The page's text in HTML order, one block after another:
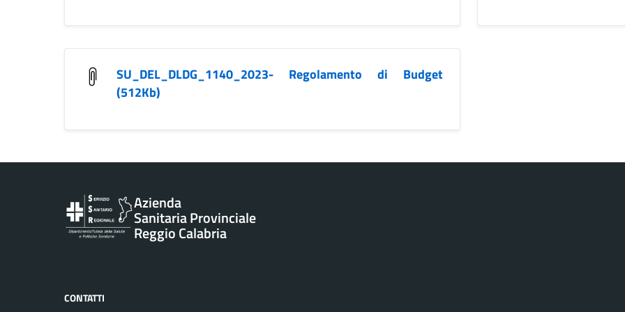
SU_DEL_DLDG_1140_2023- Regolamento di Budget
(512Kb)
Azienda
Sanitaria Provinciale
Reggio Calabria
CONTATTI